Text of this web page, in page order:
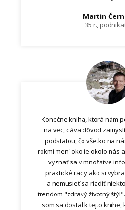
Martin
35 r.,
Konečne kniha, ktorá nám
na vec, dáva dôvod
podstatou, čo všetko na
rokmi mení okolie okolo nás
vyznať sa v množstve
praktické rady ako si
a nemusieť sa riadiť
trendom "zdravý životný
som sa dostal k tejto knihe,